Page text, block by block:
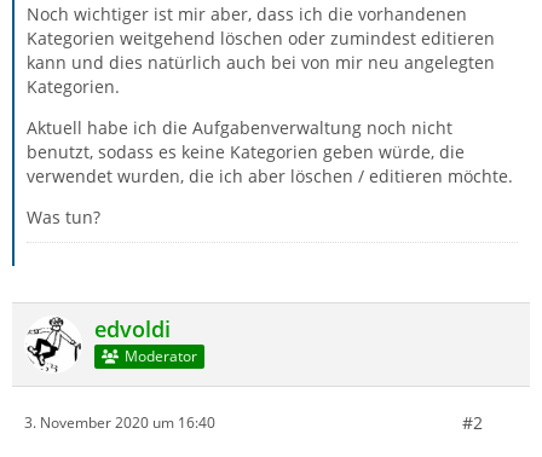
Noch wichtiger ist mir aber, dass ich die vorhandenen
Kategorien weitgehend löschen oder zumindest editieren
kann und dies natürlich auch bei von mir neu angelegten
Kategorien.
Aktuell habe ich die Aufgabenverwaltung noch nicht
benutzt, sodass es keine Kategorien geben würde, die
verwendet wurden, die ich aber löschen / editieren möchte.
Was tun?
edvoldi
Moderator
3. November 2020 um 16:40 #2